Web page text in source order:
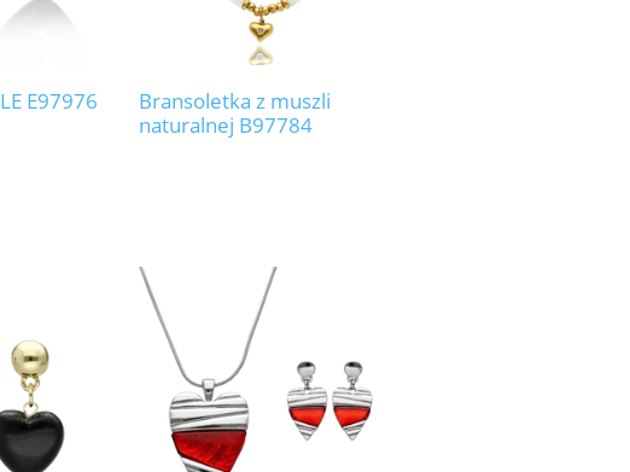
E97976
Bransoletka z muszli
naturalnej B97784